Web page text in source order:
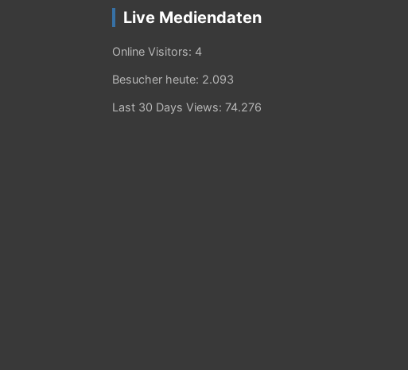
Live Mediendaten
Online Visitors: 4
Besucher heute: 2.093
Last 30 Days Views: 74.276